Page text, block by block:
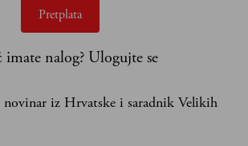
Pretplata
imate nalog? Ulogujte se
iz Hrvatske i saradnik Velikih